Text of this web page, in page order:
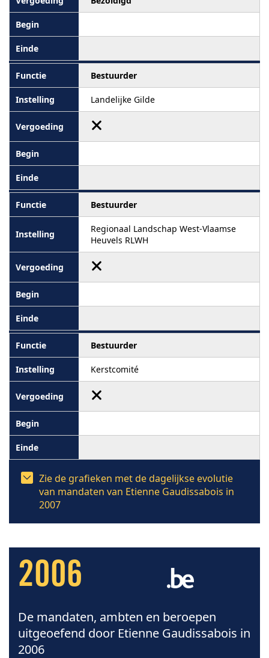
Bestuurder
Landelijke Gilde
Bestuurder
Regionaal Landschap West-Vlaamse
Heuvels RLWH
Bestuurder
Kerstcomité
Zie de grafieken met de dagelijkse evolutie
van mandaten van Etienne Gaudissabois in
2007
2006
De mandaten, ambten en beroepen
uitgeoefend door Etienne Gaudissabois in
2006